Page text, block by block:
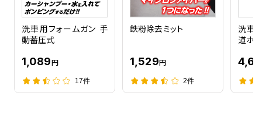
洗車用フォームガン 手
動蓄圧式
1,089円
17件
鉄粉除去ミット
1,529円
2件
洗車
道ホ